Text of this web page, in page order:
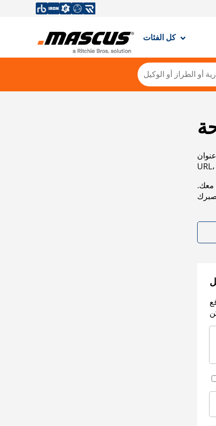
كل الفئات
معك.